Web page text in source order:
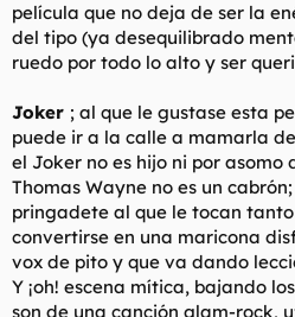
película que no deja de ser la
del tipo (ya desequilibrado
ruedo por todo lo alto y ser
Joker ; al que le gustase esta
puede ir a la calle a mamarla
el Joker no es hijo ni por asomo
Thomas Wayne no es un
pringadete al que le tocan
convertirse en una maricona
vox de pito y que va dando
Y ¡oh! escena mítica, bajando
son de una canción glam-rock,